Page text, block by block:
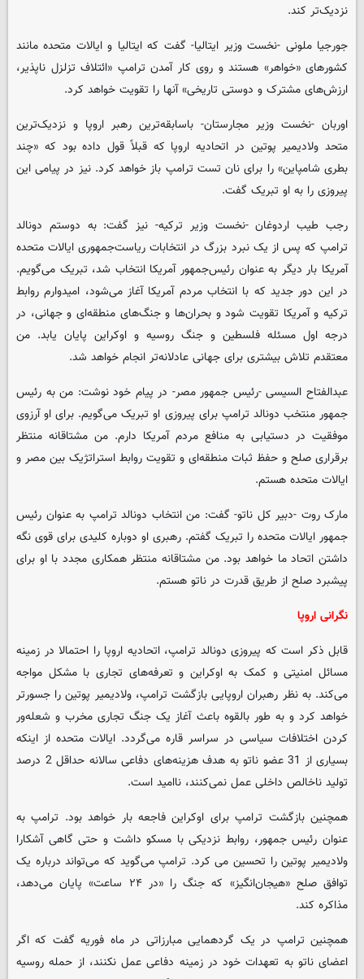
نزدیک‌تر کند.
جورجیا ملونی -نخست وزیر ایتالیا- گفت که ایتالیا و ایالات متحده مانند
کشورهای «خواهر» هستند و روی کار آمدن ترامپ «ائتلاف تزلزل ناپذیر،
ارزش‌های مشترک و دوستی تاریخی» آنها را تقویت خواهد کرد.
اوربان -نخست وزیر مجارستان- باسابقه‌ترین رهبر اروپا و نزدیک‌ترین
متحد ولادیمیر پوتین در اتحادیه اروپا که قبلاً قول داده بود که «چند
بطری شامپاین» را برای نان تست ترامپ باز خواهد کرد. نیز در پیامی این
پیروزی را به او تبریک گفت.
رجب طیب اردوغان -نخست وزیر ترکیه- نیز گفت: به دوستم دونالد
ترامپ که پس از یک نبرد بزرگ در انتخابات ریاست‌جمهوری ایالات متحده
آمریکا بار دیگر به عنوان رئیس‌جمهور آمریکا انتخاب شد، تبریک می‌گویم.
در این دور جدید که با انتخاب مردم آمریکا آغاز می‌شود، امیدوارم روابط
ترکیه و آمریکا تقویت شود و بحران‌ها و جنگ‌های منطقه‌ای و جهانی، در
درجه اول مسئله فلسطین و جنگ روسیه و اوکراین پایان یابد. من
معتقدم تلاش بیشتری برای جهانی عادلانه‌تر انجام خواهد شد.
عبدالفتاح السیسی -رئیس جمهور مصر- در پیام خود نوشت: من به رئیس
جمهور منتخب دونالد ترامپ برای پیروزی او تبریک می‌گویم. برای او آرزوی
موفقیت در دستیابی به منافع مردم آمریکا دارم. من مشتاقانه منتظر
برقراری صلح و حفظ ثبات منطقه‌ای و تقویت روابط استراتژیک بین مصر و
ایالات متحده هستم.
مارک روت -دبیر کل ناتو- گفت: من انتخاب دونالد ترامپ به عنوان رئیس
جمهور ایالات متحده را تبریک گفتم. رهبری او دوباره کلیدی برای قوی نگه
داشتن اتحاد ما خواهد بود. من مشتاقانه منتظر همکاری مجدد با او برای
پیشبرد صلح از طریق قدرت در ناتو هستم.
نگرانی اروپا
قابل ذکر است که پیروزی دونالد ترامپ، اتحادیه اروپا را احتمالا در زمینه
مسائل امنیتی و کمک به اوکراین و تعرفه‌های تجاری با مشکل مواجه
می‌کند. به نظر رهبران اروپایی بازگشت ترامپ، ولادیمیر پوتین را جسورتر
خواهد کرد و به طور بالقوه باعث آغاز یک جنگ تجاری مخرب و شعله‌ور
کردن اختلافات سیاسی در سراسر قاره می‌گردد. ایالات متحده از اینکه
بسیاری از 31 عضو ناتو به هدف هزینه‌های دفاعی سالانه حداقل 2 درصد
تولید ناخالص داخلی عمل نمی‌کنند، ناامید است.
همچنین بازگشت ترامپ برای اوکراین فاجعه بار خواهد بود. ترامپ به
عنوان رئیس جمهور، روابط نزدیکی با مسکو داشت و حتی گاهی آشکارا
ولادیمیر پوتین را تحسین می کرد. ترامپ می‌گوید که می‌تواند درباره یک
توافق صلح «هیجان‌انگیز» که جنگ را «در ۲۴ ساعت» پایان می‌دهد،
مذاکره کند.
همچنین ترامپ در یک گردهمایی مبارزاتی در ماه فوریه گفت که اگر
اعضای ناتو به تعهدات خود در زمینه دفاعی عمل نکنند، از حمله روسیه